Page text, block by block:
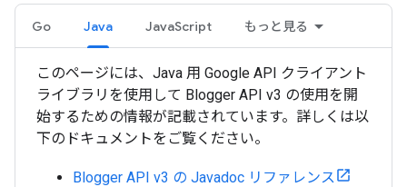
Go Java JavaScript もっと見る
このページには、Java 用 Google API クライアント
ライブラリを使用して Blogger API v3 の使用を開
始するための情報が記載されています。詳しくは以
下のドキュメントをご覧ください。
Blogger API v3 の Javadoc リファレンス